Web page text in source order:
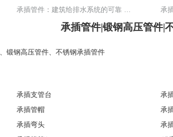
承插管件|锻钢高压管件|
锻钢高压管件 不锈钢承插管件
承插支管台 承
承插管帽 承
承插弯头 承